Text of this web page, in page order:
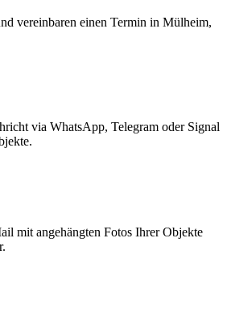
vereinbaren einen Termin in Mülheim,
via WhatsApp, Telegram oder Signal
mit angehängten Fotos Ihrer Objekte